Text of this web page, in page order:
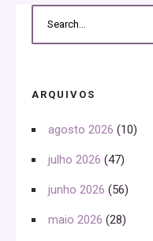
ARQUIVOS
agosto 2026 (10)
julho 2026 (47)
junho 2026 (56)
maio 2026 (28)